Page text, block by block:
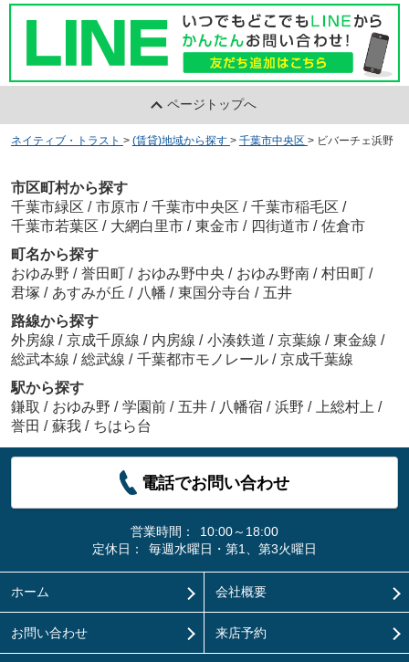
ページトップへ
ネイティブ・トラスト > (賃貸)地域から探す > 千葉市中央区 > ビバーチェ浜野
市区町村から探す
千葉市緑区 / 市原市 / 千葉市中央区 / 千葉市稲毛区 /
千葉市若葉区 / 大網白里市 / 東金市 / 四街道市 / 佐倉市
町名から探す
おゆみ野 / 誉田町 / おゆみ野中央 / おゆみ野南 / 村田町 /
君塚 / あすみが丘 / 八幡 / 東国分寺台 / 五井
路線から探す
外房線 / 京成千原線 / 内房線 / 小湊鉄道 / 京葉線 / 東金線 /
総武本線 / 総武線 / 千葉都市モノレール / 京成千葉線
駅から探す
鎌取 / おゆみ野 / 学園前 / 五井 / 八幡宿 / 浜野 / 上総村上 /
誉田 / 蘇我 / ちはら台
電話でお問い合わせ
営業時間：
10:00～18:00
定休日：
毎週水曜日・第1、第3火曜日
ホーム 会社概要
お問い合わせ 来店予約